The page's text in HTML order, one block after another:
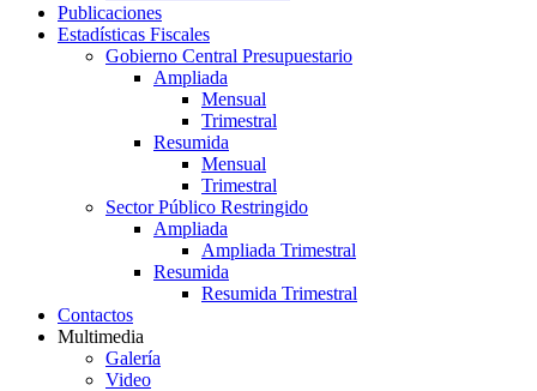
Publicaciones
Estadísticas Fiscales
Gobierno Central Presupuestario
Ampliada
Mensual
Trimestral
Resumida
Mensual
Trimestral
Sector Público Restringido
Ampliada
Ampliada Trimestral
Resumida
Resumida Trimestral
Contactos
Multimedia
Galería
Video